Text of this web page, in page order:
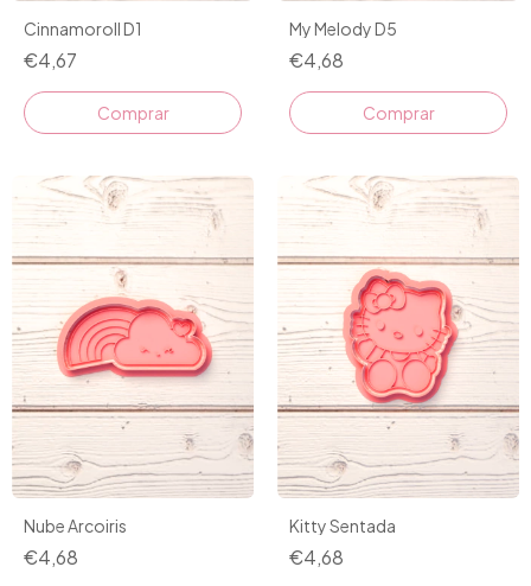
Cinnamoroll D1
€4,67
Comprar
My Melody D5
€4,68
Comprar
Nube Arcoiris
€4,68
Kitty Sentada
€4,68